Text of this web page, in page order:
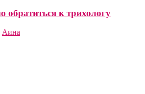
обратиться к трихологу
Аина